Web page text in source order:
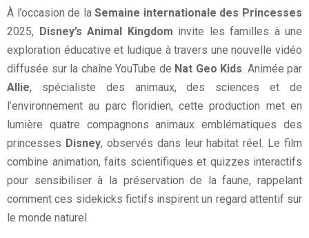
À l’occasion de laSemaine internationale des Princesses
2025, Disney’s Animal Kingdom invite les familles à une
exploration éducative et ludique à travers une nouvelle vidéo
diffusée sur la chaîne YouTube de Nat Geo Kids . Animée par
Allie, spécialiste des animaux, des sciences et de
l’environnement au parc floridien, cette production met en
lumière quatre compagnons animaux emblématiques des
princesses Disney, observés dans leur habitat réel. Le film
combine animation, faits scientifiques et quizzes interactifs
pour sensibiliser à la préservation de la faune, rappelant
comment ces sidekicks fictifs inspirent un regard attentif sur
le monde naturel.